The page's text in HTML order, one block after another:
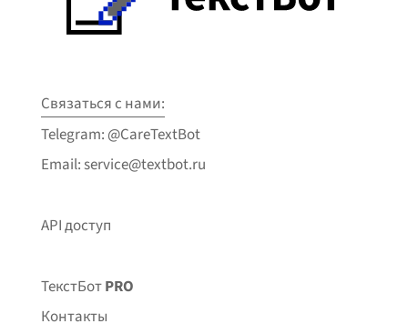
Связаться с нами:
Telegram: @CareTextBot
Email: service@textbot.ru
API доступ
ТекстБотPRO
Контакты